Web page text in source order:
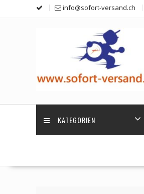
info@sofort-versand.ch
KATEGORIEN